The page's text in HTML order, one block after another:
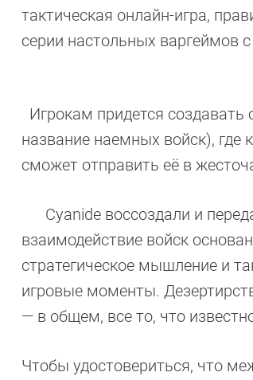
тактическая онлайн-игра,
серии настольных варгеймов
Игрокам придется
название наемных войск),
сможет отправить её в
Cyanide воссоздали и
взаимодействие войск
стратегическое мышление и
игровые моменты.
— в общем, все то, что
Чтобы удостовериться, что